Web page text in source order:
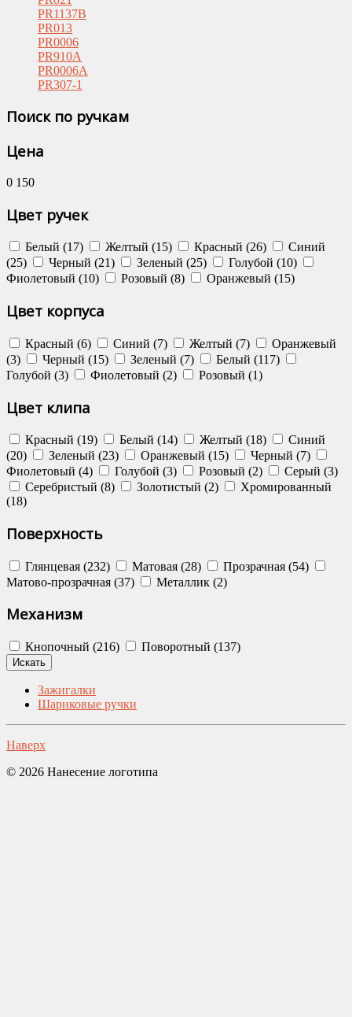
PR1137B
PR013
PR0006
PR910A
PR0006A
PR307-1
Поиск по ручкам
Цена
0 150
Цвет ручек
Белый (17) Желтый (15) Красный (26)
Синий
(25)
Черный (21) Зеленый (25)
Голубой (10)
Фиолетовый (10)
Розовый (8) Оранжевый (15)
Цвет корпуса
Красный (6) Синий (7) Желтый (7)
Оранжевый
(3)
Черный (15) Зеленый (7)
Белый (117)
Голубой (3)
Фиолетовый (2) Розовый (1)
Цвет клипа
Красный (19) Белый (14) Желтый (18)
Синий
(20)
Зеленый (23) Оранжевый (15)
Черный (7)
Фиолетовый (4)
Голубой (3) Розовый (2)
Серый (3)
Серебристый (8)
Золотистый (2)
Хромированный
(18)
Поверхность
Глянцевая (232) Матовая (28)
Прозрачная (54)
Матово-прозрачная (37)
Металлик (2)
Механизм
Кнопочный (216) Поворотный (137)
Зажигалки
Шариковые ручки
Наверх
© 2026 Нанесение логотипа